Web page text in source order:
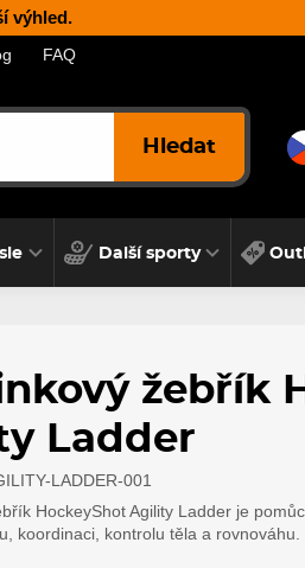
výhled.
FAQ
Hledat
Další sporty
žebřík
Ladder
LADDER-001
HockeyShot Agility Ladder je
koordinaci, kontrolu těla a rovnováhu.